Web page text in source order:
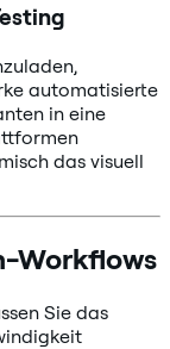
automatisierte
in eine
das visuell
Workflows
Sie das